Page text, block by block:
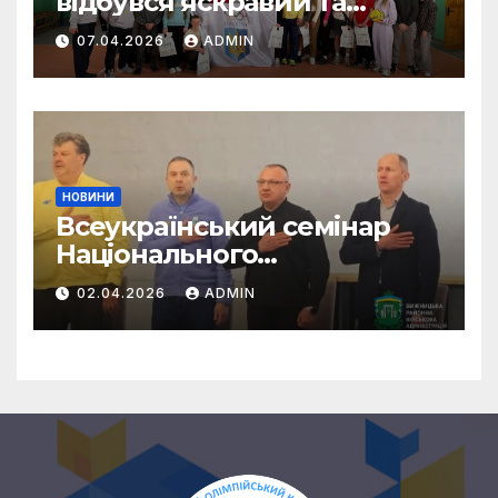
енергійний захід
07.04.2026 ADMIN
НОВИНИ
Всеукраїнський семінар
Національного
олімпійського комітету
02.04.2026 ADMIN